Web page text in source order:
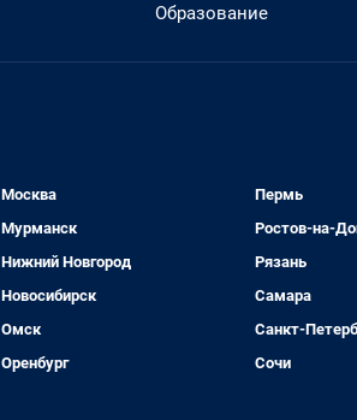
Образование
Москва
Мурманск
Нижний Новгород
Новосибирск
Омск
Оренбург
Пермь
Ростов-на-
Рязань
Самара
Санкт-
Сочи